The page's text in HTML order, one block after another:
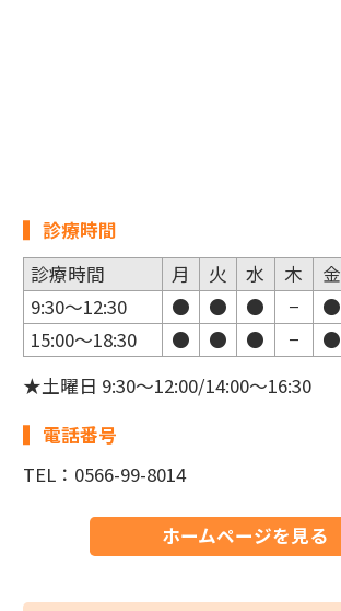
診療時間
診療時間
月 火 水 木 金
9:30～12:30
● ● ● − ●
15:00～18:30
● ● ● − ●
★土曜日 9:30～12:00/14:00～16:30
電話番号
TEL：0566-99-8014
ホームページを見る